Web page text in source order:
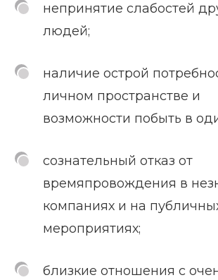
непринятие слабостей
людей;
наличие острой
личном пространстве и
возможности побыть в
сознательный отказ от
времяпровождения в
компаниях и на
мероприятиях;
близкие отношения с